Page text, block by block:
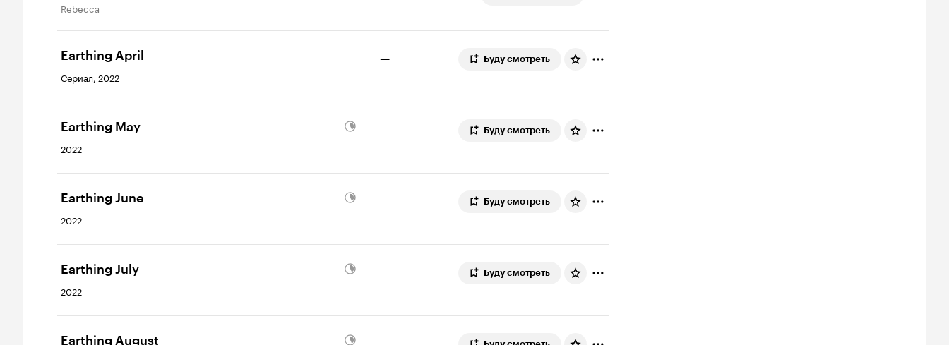
Rebecca
Earthing April
Сериал, 2022
— Буду смотреть
Earthing May
2022
Буду смотреть
Earthing June
2022
Буду смотреть
Earthing July
2022
Буду смотреть
Earthing August